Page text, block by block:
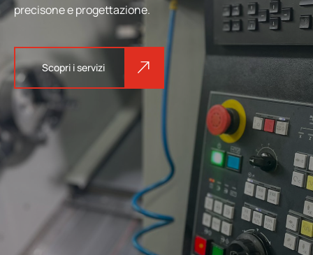
precisone e progettazione.
Scopri i servizi